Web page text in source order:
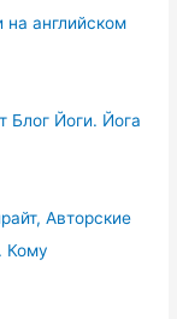
английском
Йоги. Йога
Авторские
Кому